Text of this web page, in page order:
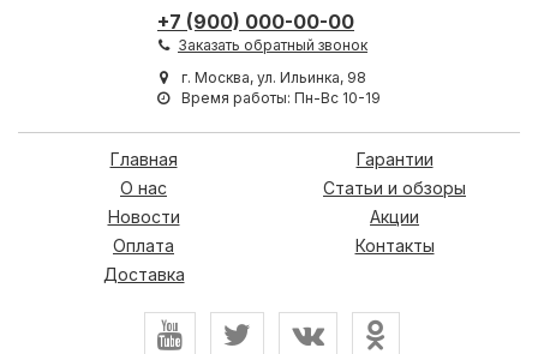
+7 (900) 000-00-00
Заказать обратный звонок
г. Москва, ул. Ильинка, 98
Время работы: Пн-Вс 10-19
Главная
О нас
Новости
Оплата
Доставка
Гарантии
Статьи и обзоры
Акции
Контакты